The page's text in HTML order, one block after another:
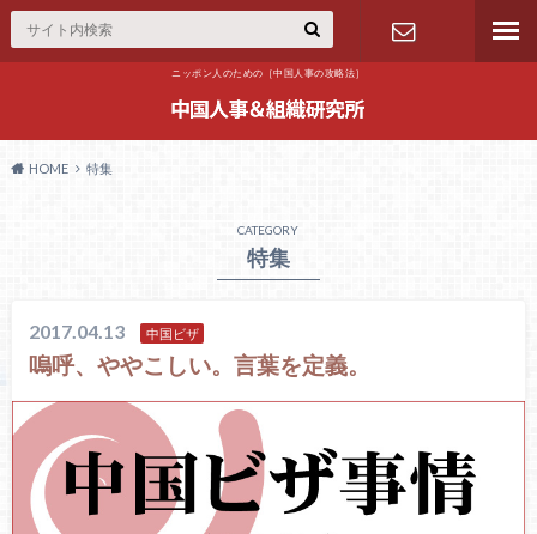
ニッポン人のための［中国人事の攻略法］
HOME 特集
CATEGORY
特集
2017.04.13 中国ビザ
嗚呼、ややこしい。言葉を定義。